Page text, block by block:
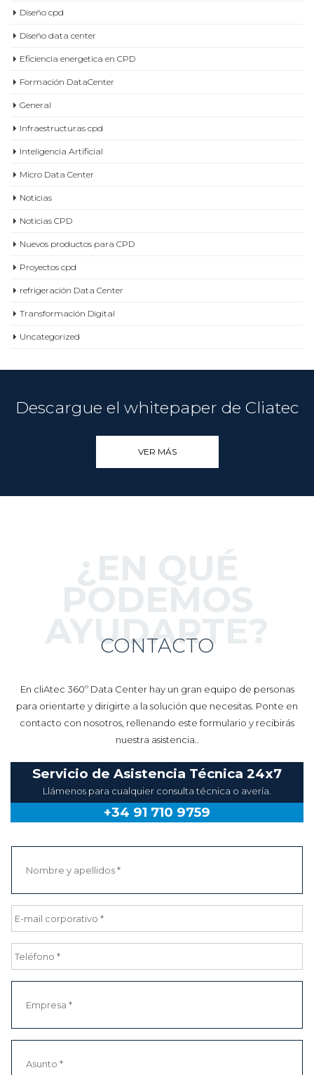
Diseño cpd
Diseño data center
Eficiencia energetica en CPD
Formación DataCenter
General
Infraestructuras cpd
Inteligencia Artificial
Micro Data Center
Noticias
Noticias CPD
Nuevos productos para CPD
Proyectos cpd
refrigeración Data Center
Transformación Digital
Uncategorized
Descargue el whitepaper de Cliatec
VER MÁS
AYUDARTE?
CONTACTO
En cliAtec 360º Data Center hay un gran equipo de personas
para orientarte y dirigirte a la solución que necesitas. Ponte en
contacto con nosotros, rellenando este formulario y recibirás
nuestra asistencia..
Servicio de Asistencia Técnica 24x7
Llámenos para cualquier consulta técnica o avería.
+34 91 710 9759